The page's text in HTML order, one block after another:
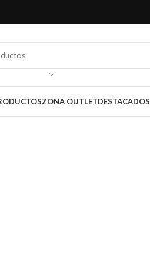
ZONA OUTLETDESTACADOS